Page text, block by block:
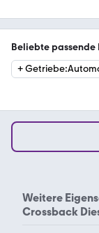
Beliebte passende
+Getriebe:
Weitere
Crossback